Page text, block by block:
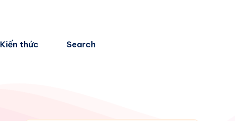
Kiến thức Search